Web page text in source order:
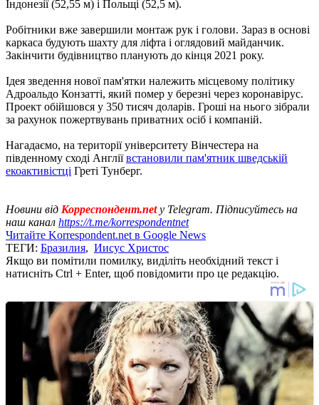
Індонезії (52,55 м) і Польщі (52,5 м).
Робітники вже завершили монтаж рук і голови. Зараз в основі
каркаса будують шахту для ліфта і оглядовий майданчик.
Закінчити будівництво планують до кінця 2021 року.
Ідея зведення нової пам'ятки належить місцевому політику
Адроальдо Конзатті, який помер у березні через коронавірус.
Проект обійшовся у 350 тисяч доларів. Гроші на нього зібрали
за рахунок пожертвувань приватних осіб і компаній.
Нагадаємо, на території університету Вінчестера на
південному сході Англіївстановили пам'ятник шведській
екоактивістці Греті Тунберг.
Новини від Корреспондент.netу Telegram. Підписуйтесь на
наш канал https://t.me/korrespondentnet
Читайте Korrespondent.net в Google News
ТЕГИ: Бразилия, Иисус Христос
Якщо ви помітили помилку, виділіть необхідний текст і
натисніть Ctrl + Enter, щоб повідомити про це редакцію.